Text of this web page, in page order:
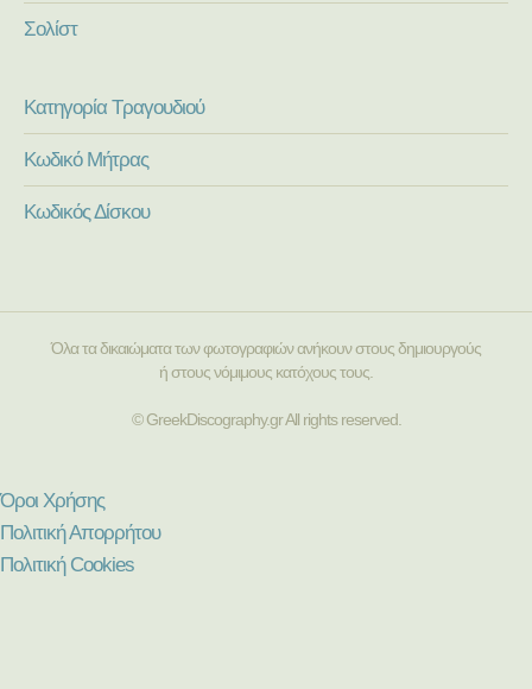
Σολίστ
Κατηγορία Τραγουδιού
Κωδικό Μήτρας
Κωδικός Δίσκου
Όλα τα δικαιώματα των φωτογραφιών ανήκουν στους δημιουργούς
ή στους νόμιμους κατόχους τους.
© GreekDiscography.gr All rights reserved.
Όροι Χρήσης
Πολιτική Απορρήτου
Πολιτική Cookies